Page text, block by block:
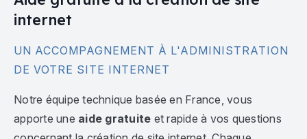
internet
UN ACCOMPAGNEMENT À L'ADMINISTRATION
DE VOTRE SITE INTERNET
Notre équipe technique basée en France, vous
apporte une aide gratuite et rapide à vos questions